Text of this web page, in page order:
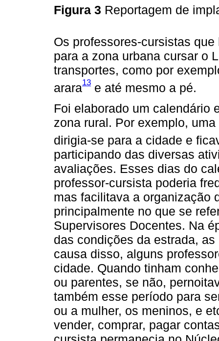
Figura 3 Reportagem de
Os professores-cursistas
para a zona urbana cursar o
transportes, como por
arara13 e até mesmo a pé.
Foi elaborado um calendário
zona rural. Por exemplo,
dirigia-se para a cidade e
participando das diversas
avaliações. Esses dias do
professor-cursista poderia
mas facilitava a organização
principalmente no que se
Supervisores Docentes. Na
das condições da estrada,
causa disso, alguns
cidade. Quando tinham
ou parentes, se não,
também esse período para
ou a mulher, os meninos, e
vender, comprar, pagar